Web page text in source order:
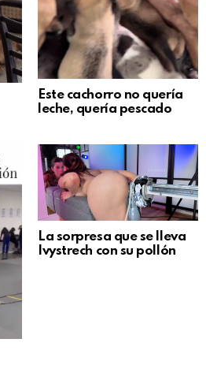
Este cachorro no quería
leche, quería pescado
La sorpresa que se lleva
Ivystrech con su pollón